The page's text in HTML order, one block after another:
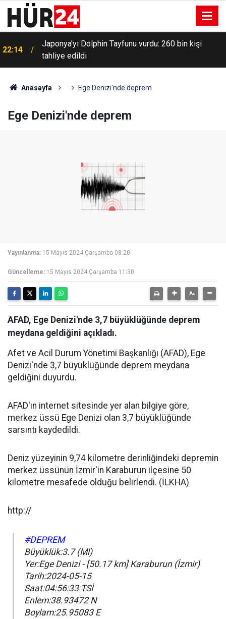
22:14
Japonya'yı Dolphin Tayfunu vurdu: 260 bin kişi
tahliye edildi
Anasayfa Ege Denizi'nde deprem
Ege Denizi'nde deprem
Yayınlanma: 15 Mayıs 2024 Çarşamba 08:20
Güncelleme: 15 Mayıs 2024 Çarşamba 11:30
AFAD, Ege Denizi'nde 3,7 büyüklüğünde deprem
meydana geldiğini açıkladı.
Afet ve Acil Durum Yönetimi Başkanlığı (AFAD), Ege
Denizi'nde 3,7 büyüklüğünde deprem meydana
geldiğini duyurdu.
AFAD'ın internet sitesinde yer alan bilgiye göre,
merkez üssü Ege Denizi olan 3,7 büyüklüğünde
sarsıntı kaydedildi.
Deniz yüzeyinin 9,74 kilometre derinliğindeki depremin
merkez üssünün İzmir'in Karaburun ilçesine 50
kilometre mesafede olduğu belirlendi. (İLKHA)
http://
#DEPREM
Büyüklük:3.7 (Ml)
Yer:Ege Denizi - [50.17 km] Karaburun (İzmir)
Tarih:2024-05-15
Saat:04:56:33 TSİ
Enlem:38.93472 N
Boylam:25.95083 E